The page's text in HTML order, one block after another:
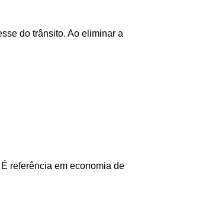
do trânsito. Ao eliminar a
referência em economia de